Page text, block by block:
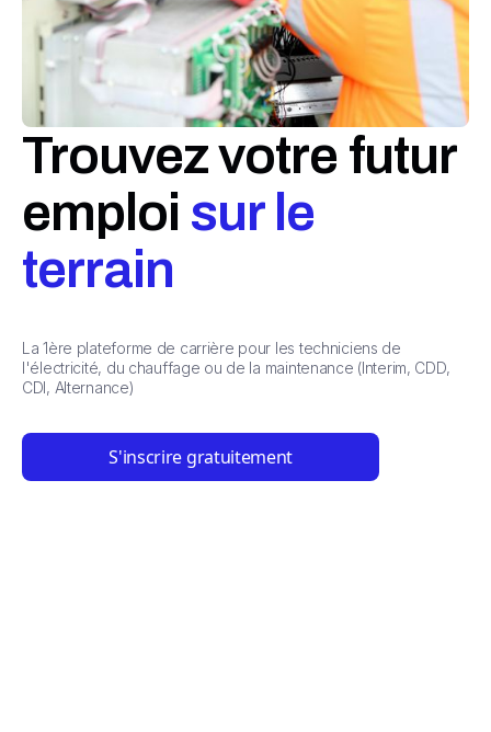
Trouvez votre futur
emploi sur le
terrain
La 1ère plateforme de carrière pour les techniciens de
l'électricité, du chauffage ou de la maintenance (Interim, CDD,
CDI, Alternance)
S'inscrire gratuitement